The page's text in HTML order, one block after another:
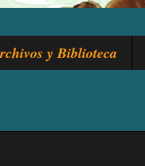
y Biblioteca